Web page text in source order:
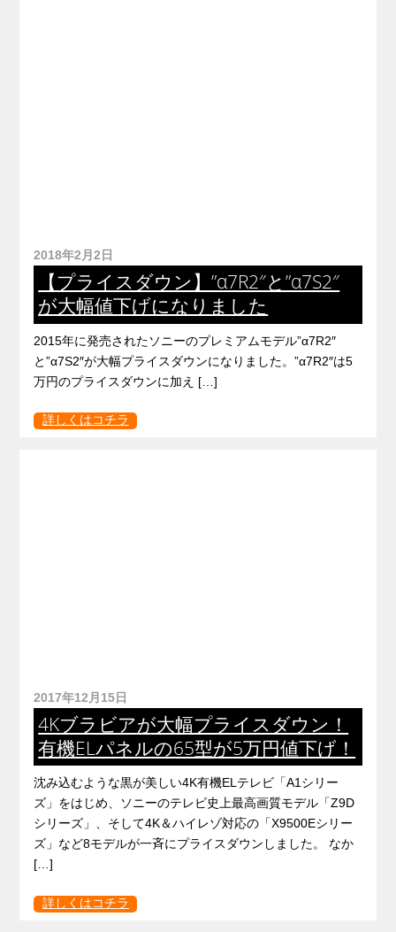
2018年2月2日
【プライスダウン】”α7R2″と”α7S2″
が大幅値下げになりました
2015年に発売されたソニーのプレミアムモデル”α7R2″
と”α7S2″が大幅プライスダウンになりました。”α7R2″は5
万円のプライスダウンに加え […]
詳しくはコチラ
2017年12月15日
4Kブラビアが大幅プライスダウン！
有機ELパネルの65型が5万円値下げ！
沈み込むような黒が美しい4K有機ELテレビ「A1シリー
ズ」をはじめ、ソニーのテレビ史上最高画質モデル「Z9D
シリーズ」、そして4K＆ハイレゾ対応の「X9500Eシリー
ズ」など8モデルが一斉にプライスダウンしました。 なか
[…]
詳しくはコチラ